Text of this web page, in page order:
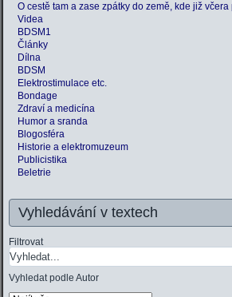
O cestě tam a zase zpátky do země, kde již
Videa
BDSM1
Články
Dílna
BDSM
Elektrostimulace etc.
Bondage
Zdraví a medicína
Humor a sranda
Blogosféra
Historie a elektromuzeum
Publicistika
Beletrie
Vyhledávání v textech
Filtrovat
Vyhledat podle Autor